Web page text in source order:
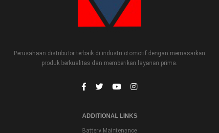
Perusahaan distributor terbaik di industri otomotif dengan memasarkan
produk berkualitas dan memberikan layanan prima.
ADDITIONAL LINKS
Battery Maintenance